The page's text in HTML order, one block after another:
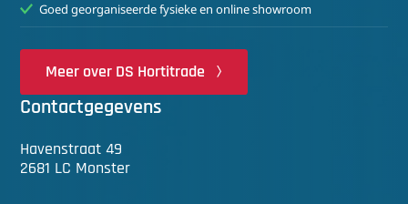
Goed georganiseerde fysieke en online showroom
Meer over DS Hortitrade
Contactgegevens
Havenstraat 49
2681 LC Monster